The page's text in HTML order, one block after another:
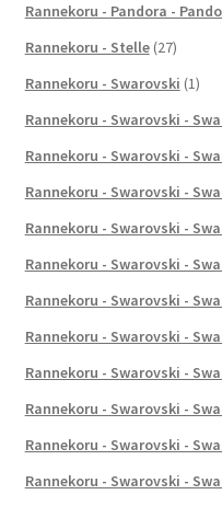
Rannekoru - Pandora -
Rannekoru - Stelle (27)
Rannekoru - Swarovski (1)
Rannekoru - Swarovski -
Rannekoru - Swarovski -
Rannekoru - Swarovski -
Rannekoru - Swarovski -
Rannekoru - Swarovski -
Rannekoru - Swarovski -
Rannekoru - Swarovski -
Rannekoru - Swarovski -
Rannekoru - Swarovski -
Rannekoru - Swarovski -
Rannekoru - Swarovski -